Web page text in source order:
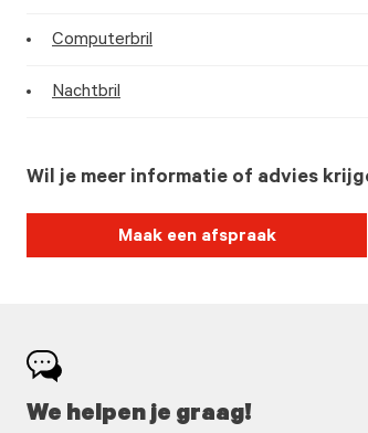
Computerbril
Nachtbril
Wil je meer informatie of advies
Maak een afspraak
We helpen je graag!